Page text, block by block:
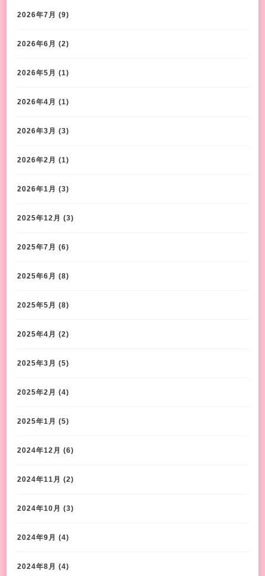
2026年7月 (9)
2026年6月 (2)
2026年5月 (1)
2026年4月 (1)
2026年3月 (3)
2026年2月 (1)
2026年1月 (3)
2025年12月 (3)
2025年7月 (6)
2025年6月 (8)
2025年5月 (8)
2025年4月 (2)
2025年3月 (5)
2025年2月 (4)
2025年1月 (5)
2024年12月 (6)
2024年11月 (2)
2024年10月 (3)
2024年9月 (4)
2024年8月 (4)